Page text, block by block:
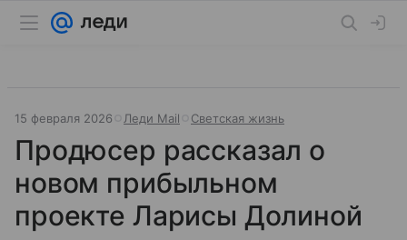
15 февраля 2026 Леди Mail Светская жизнь
Продюсер рассказал о
новом прибыльном
проекте Ларисы Долиной